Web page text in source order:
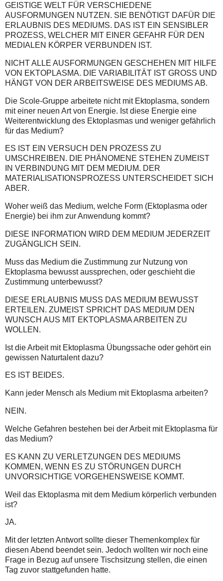
GEISTIGE WELT FÜR VERSCHIEDENE
AUSFORMUNGEN NUTZEN. SIE BENÖTIGT DAFÜR DIE
ERLAUBNIS DES MEDIUMS. DAS IST EIN SENSIBLER
PROZESS, WELCHER MIT EINER GEFAHR FÜR DEN
MEDIALEN KÖRPER VERBUNDEN IST.
NICHT ALLE AUSFORMUNGEN GESCHEHEN MIT HILFE
VON EKTOPLASMA. DIE VARIABILITÄT IST GROSS UND
HÄNGT VON DER ARBEITSWEISE DES MEDIUMS AB.
Die Scole-Gruppe arbeitete nicht mit Ektoplasma, sondern
mit einer neuen Art von Energie. Ist diese Energie eine
Weiterentwicklung des Ektoplasmas und weniger gefährlich
für das Medium?
ES IST EIN VERSUCH DEN PROZESS ZU
UMSCHREIBEN. DIE PHÄNOMENE STEHEN ZUMEIST
IN VERBINDUNG MIT DEM MEDIUM. DER
MATERIALISATIONSPROZESS UNTERSCHEIDET SICH
ABER.
Woher weiß das Medium, welche Form (Ektoplasma oder
Energie) bei ihm zur Anwendung kommt?
DIESE INFORMATION WIRD DEM MEDIUM JEDERZEIT
ZUGÄNGLICH SEIN.
Muss das Medium die Zustimmung zur Nutzung von
Ektoplasma bewusst aussprechen, oder geschieht die
Zustimmung unterbewusst?
DIESE ERLAUBNIS MUSS DAS MEDIUM BEWUSST
ERTEILEN. ZUMEIST SPRICHT DAS MEDIUM DEN
WUNSCH AUS MIT EKTOPLASMA ARBEITEN ZU
WOLLEN.
Ist die Arbeit mit Ektoplasma Übungssache oder gehört ein
gewissen Naturtalent dazu?
ES IST BEIDES.
Kann jeder Mensch als Medium mit Ektoplasma arbeiten?
NEIN.
Welche Gefahren bestehen bei der Arbeit mit Ektoplasma für
das Medium?
ES KANN ZU VERLETZUNGEN DES MEDIUMS
KOMMEN, WENN ES ZU STÖRUNGEN DURCH
UNVORSICHTIGE VORGEHENSWEISE KOMMT.
Weil das Ektoplasma mit dem Medium körperlich verbunden
ist?
JA.
Mit der letzten Antwort sollte dieser Themenkomplex für
diesen Abend beendet sein. Jedoch wollten wir noch eine
Frage in Bezug auf unsere Tischsitzung stellen, die einen
Tag zuvor stattgefunden hatte.